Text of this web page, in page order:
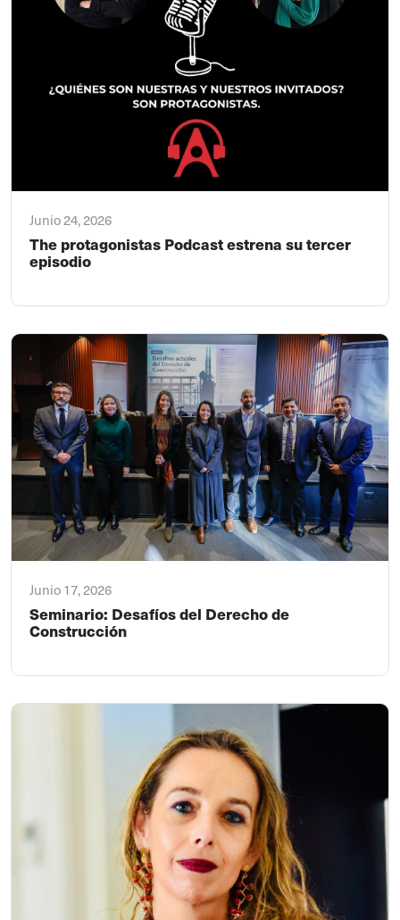
Junio 24, 2026
The protagonistas Podcast estrena su tercer
episodio
Junio 17, 2026
Seminario: Desafíos del Derecho de
Construcción